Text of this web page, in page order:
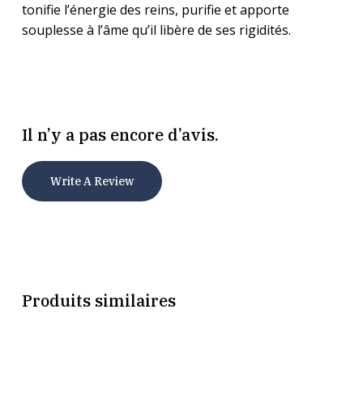
tonifie l’énergie des reins, purifie et apporte
souplesse à l’âme qu’il libère de ses rigidités.
Il n’y a pas encore d’avis.
Write A Review
Produits similaires